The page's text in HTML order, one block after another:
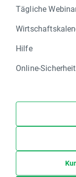
Tägliche
Hilfe
Online-Sicherheit